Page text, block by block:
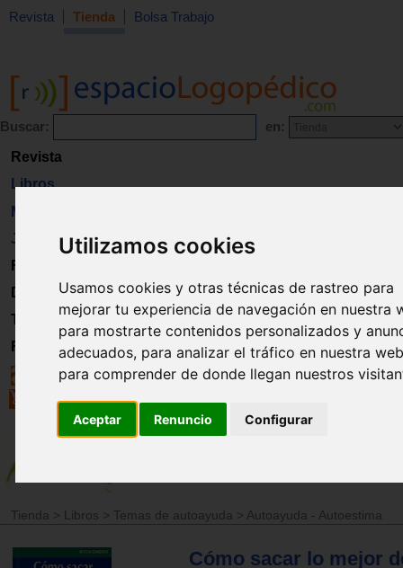
Utilizamos cookies
Usamos cookies y otras técnicas de rastreo para
mejorar tu experiencia de navegación en nuestra
para mostrarte contenidos personalizados y
adecuados, para analizar el tráfico en nuestra
para comprender de donde llegan nuestros
Aceptar Renuncio Configurar
Revista Tienda Bolsa Trabajo
Buscar: en:
Revista
Libros
Material
Juguetes
Formación
Directorio
Trabajo
Registro
Tienda > Libros > Temas de autoayuda > Autoayuda - Autoestima
Cómo sacar lo mejor